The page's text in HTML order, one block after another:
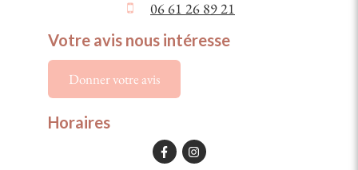
06 61 26 89 21
Votre avis nous intéresse
Donner votre avis
Horaires